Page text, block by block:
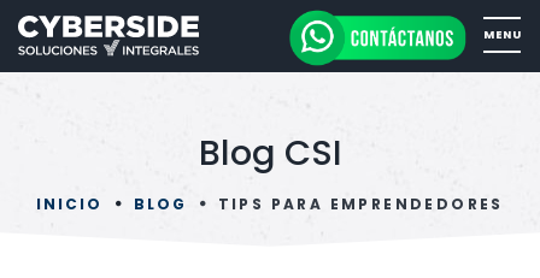
Blog CSI
INICIO BLOG TIPS PARA EMPRENDEDORES